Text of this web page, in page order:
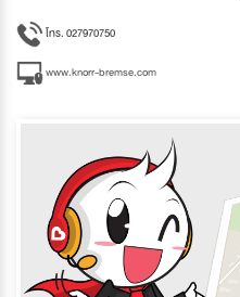
โทร. 027970750
www.knorr-bremse.com